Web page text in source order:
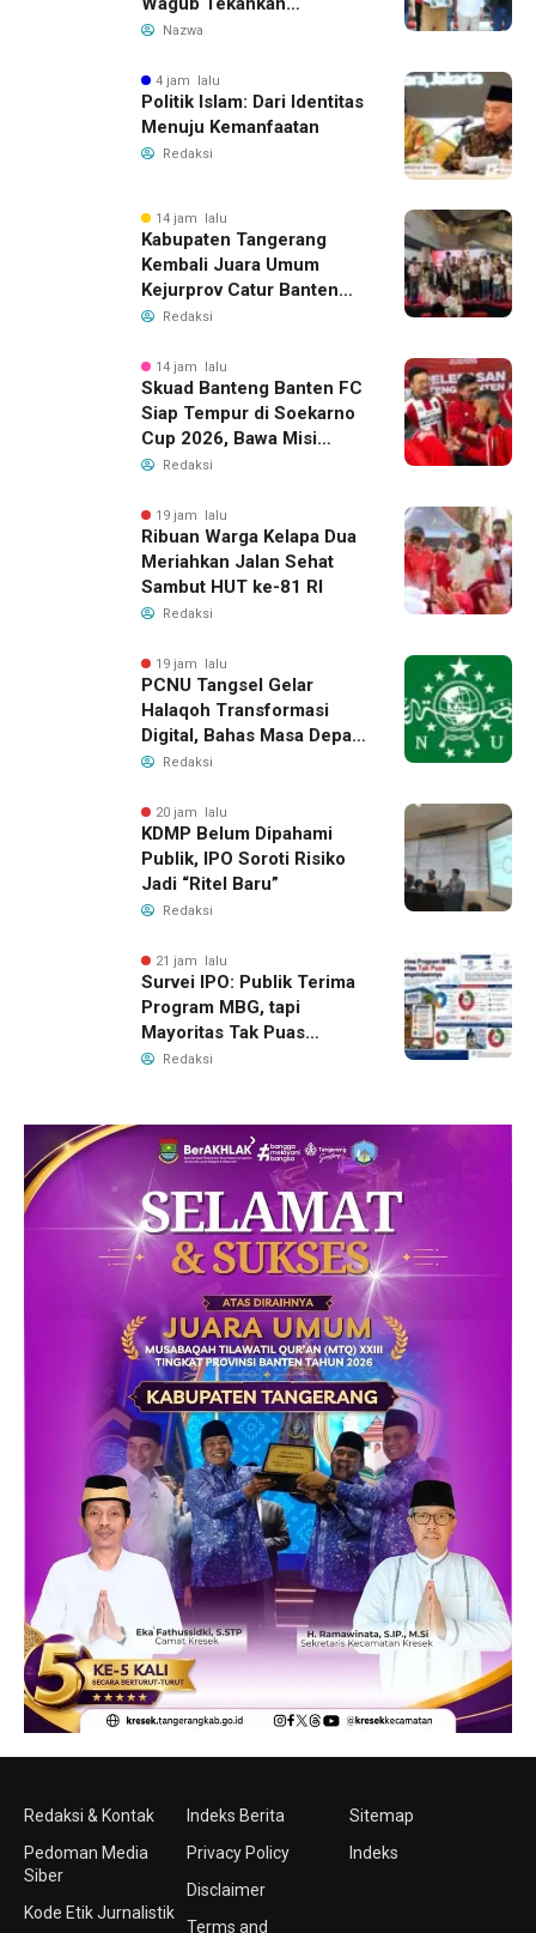
Pembinaan Dini
Nazwa
4 jam lalu
Politik Islam: Dari Identitas
Menuju Kemanfaatan
Redaksi
14 jam lalu
Kabupaten Tangerang
Kembali Juara Umum
Kejurprov Catur Banten
2026, Raih 24 Medali
Redaksi
14 jam lalu
Skuad Banteng Banten FC
Siap Tempur di Soekarno
Cup 2026, Bawa Misi
Harumkan Nama Banten
Redaksi
19 jam lalu
Ribuan Warga Kelapa Dua
Meriahkan Jalan Sehat
Sambut HUT ke-81 RI
Redaksi
19 jam lalu
PCNU Tangsel Gelar
Halaqoh Transformasi
Digital, Bahas Masa Depan
NU di Era Disrupsi
Redaksi
20 jam lalu
KDMP Belum Dipahami
Publik, IPO Soroti Risiko
Jadi “Ritel Baru”
Redaksi
21 jam lalu
Survei IPO: Publik Terima
Program MBG, tapi
Mayoritas Tak Puas
dengan Pengelolaannya
Redaksi
Redaksi & Kontak
Pedoman Media
Siber
Kode Etik Jurnalistik
Indeks Berita
Privacy Policy
Disclaimer
Terms and
Sitemap
Indeks